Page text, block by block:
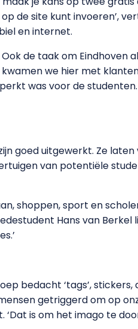
de site kunt invoeren’,
en internet.
de taak om Eindhoven
we hier met
was voor de
goed uitgewerkt. Ze laten
van potentiële
shoppen, sport en
Hans van Berkel
bedacht ‘tags’, stickers,
getriggerd om op
‘Dat is om het imago te